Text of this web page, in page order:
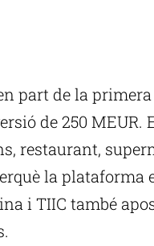
part de la
de 250 MEUR.
restaurant,
la plataforma
i TIIC també